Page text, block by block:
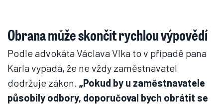
Obrana může skončit rychlou výpovědí
Podle advokáta Václava Vlka to v případě pana
Karla vypadá, že ne vždy zaměstnavatel
dodržuje zákon. „Pokud by u zaměstnavatele
působily odbory, doporučoval bych obrátit se